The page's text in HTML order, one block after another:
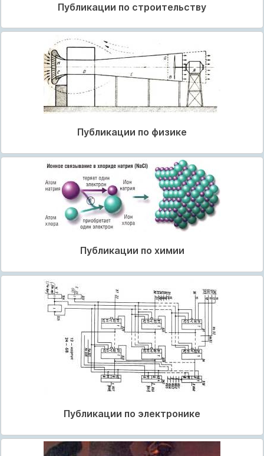
Публикации по строительству
Публикации по физике
Публикации по химии
Публикации по электронике